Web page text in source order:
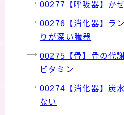
00277【呼吸器】か
00276【消化器】ラ
りが深い臓器
00275【骨】骨の代
ビタミン
00274【消化器】炭
ない